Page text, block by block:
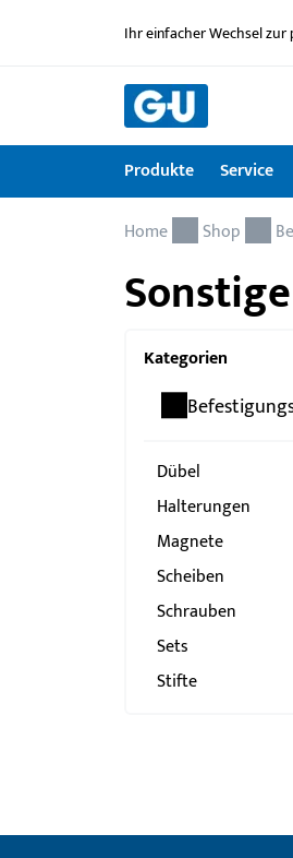
Ihr einfacher Wechsel
Produkte
Produkte
Fenstertechnik
Türschwellen
Montagematerial
Service
Service
Serviceleistungen
GU Lizenzierungen
Downloadportal
Seminare
Über Uns
News
Referenzen
Karriere
Arbeitgebermarke
Jobportal
Kontakt
Kontaktformular
Drehkipp-
Home Shop
Kategorien
Dübel
Halterungen
Magnete
Scheiben
Schrauben
Sets
Stifte